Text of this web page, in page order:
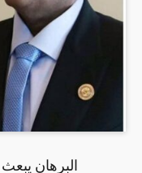
البرهان